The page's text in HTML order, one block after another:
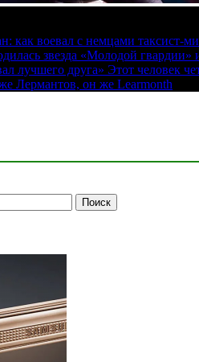
как воевал с немцами таксист-
звезда «Молодой
лучшего друга» Этот человек
Лермантов, он же Learmonth